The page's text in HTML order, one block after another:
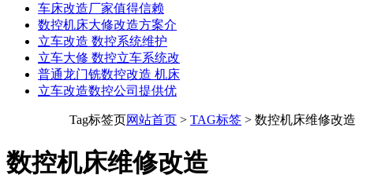
车床改造厂家值得信赖
数控机床大修改造方案介
立车改造 数控系统维护
立车大修 数控立车系统改
普通龙门铣数控改造 机床
立车改造数控公司提供优
Tag标签页网站首页 > TAG标签 > 数控机床维修改造
数控机床维修改造